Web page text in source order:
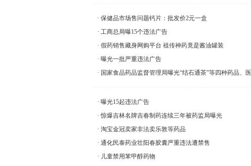
保健品市场售问题钙片：批发价2元一盒
工商总局曝15个违法广告
假药销售藏身网购平台 祖传神药竟是酱油罐装
曝光一批严重违法广告
国家食品药品监督管理局曝光“结石通茶”等四种药品、
曝光15起违法广告
惊爆吉林名牌吉春制药连续三年被药监局曝光
淘宝金冠卖家非法卖乐敦等药品
通化民泰药业壮阳春胶囊严重违法遭禁售
儿童禁用苯甲醇药物